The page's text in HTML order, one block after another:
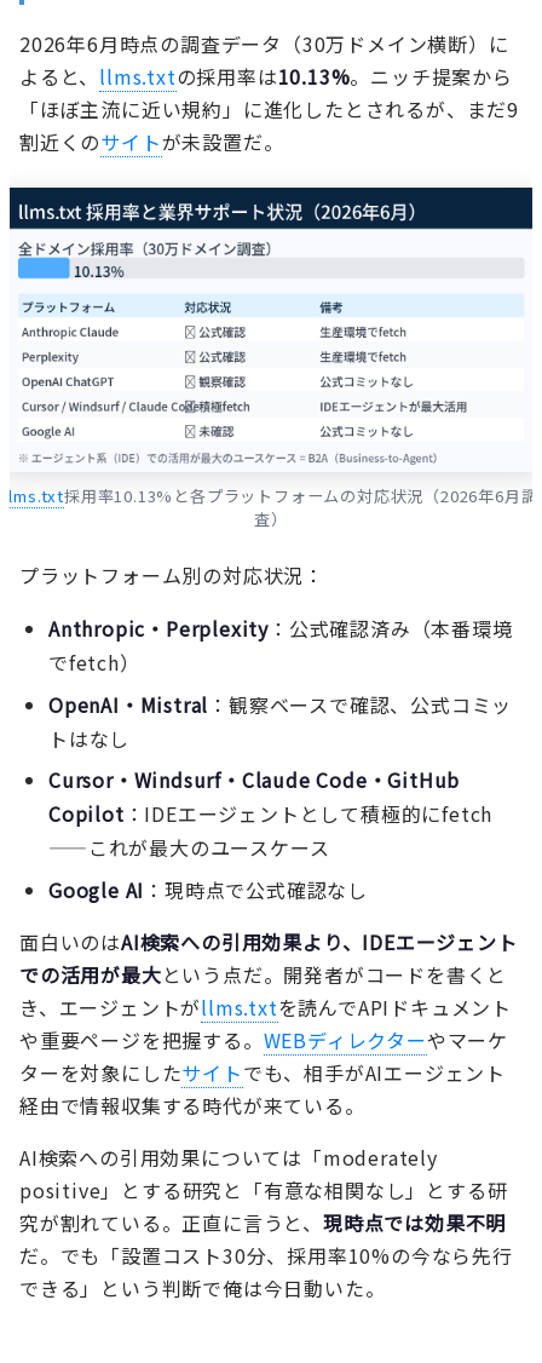
2026年6月時点の調査データ（30万ドメイン横断）に
よると、 llms.txtの採用率は10.13%。ニッチ提案から
「ほぼ主流に近い規約」に進化したとされるが、まだ9
割近くのサイトが未設置だ。
llms.txt採用率10.13%と各プラットフォームの対応状況（2026年6月調
査）
プラットフォーム別の対応状況：
Anthropic・Perplexity ：公式確認済み（本番環境
でfetch）
OpenAI・Mistral ：観察ベースで確認、公式コミッ
トはなし
Cursor・Windsurf・Claude Code・GitHub
Copilot ：IDEエージェントとして積極的にfetch
——これが最大のユースケース
Google AI ：現時点で公式確認なし
面白いのはAI検索への引用効果より、IDEエージェント
での活用が最大という点だ。開発者がコードを書くと
き、エージェントがllms.txtを読んでAPIドキュメント
や重要ページを把握する。 WEBディレクターやマーケ
ターを対象にしたサイトでも、相手がAIエージェント
経由で情報収集する時代が来ている。
AI検索への引用効果については「moderately
positive」とする研究と「有意な相関なし」とする研
究が割れている。正直に言うと、 現時点では効果不明
だ。でも「設置コスト30分、採用率10%の今なら先行
できる」という判断で俺は今日動いた。